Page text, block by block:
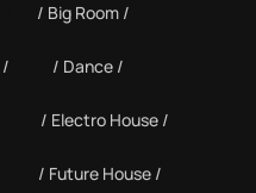
Big Room
Dance
Electro House
Future House